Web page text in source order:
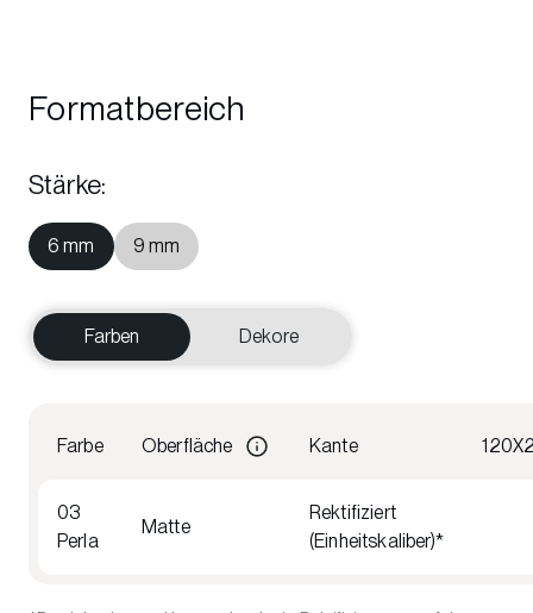
Formatbereich
Stärke:
6 mm 9 mm
Farben Dekore
Farbe Oberfläche Kante
03
Perla
Matte
Rektifiziert
(Einheitskaliber)*